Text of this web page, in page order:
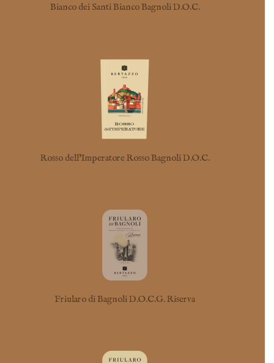
Bianco dei Santi Bianco Bagnoli D.O.C.
Rosso dell’Imperatore Rosso Bagnoli D.O.C.
Friularo di Bagnoli D.O.C.G. Riserva